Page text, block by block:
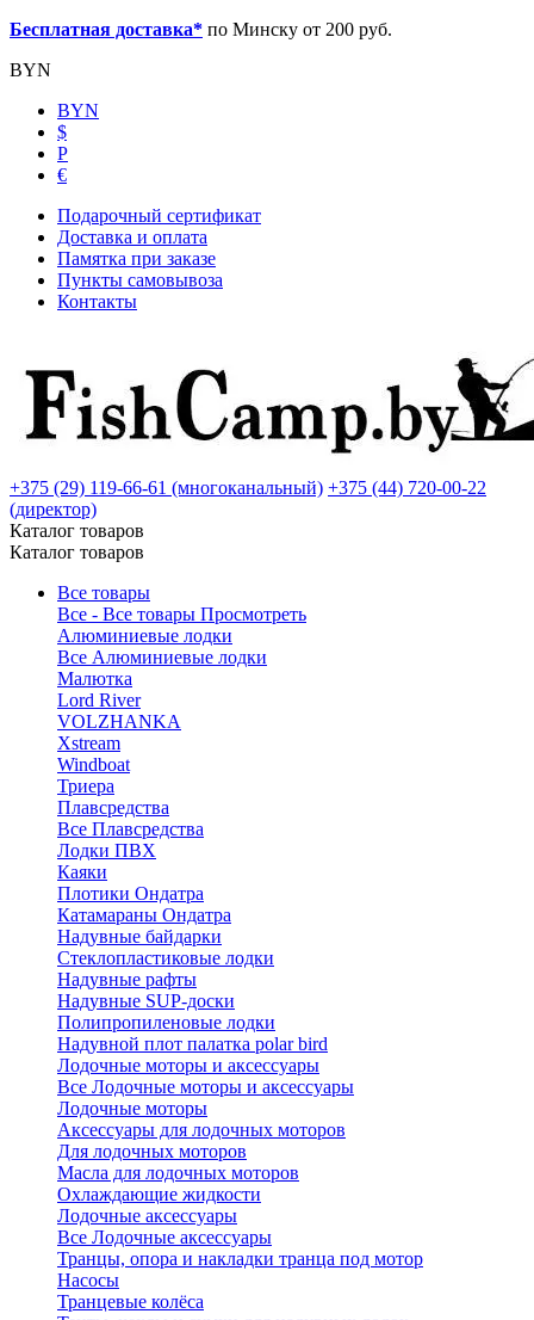
Бесплатная доставка* по Минску от 200 руб.
BYN
BYN
$
Р
€
Подарочный сертификат
Доставка и оплата
Памятка при заказе
Пункты самовывоза
Контакты
+375 (29) 119-66-61 (многоканальный) +375 (44) 720-00-22
(директор)
Каталог товаров
Каталог товаров
Все товары
Все - Все товары Просмотреть
Алюминиевые лодки
Все Алюминиевые лодки
Малютка
Lord River
VOLZHANKA
Xstream
Windboat
Триера
Плавсредства
Все Плавсредства
Лодки ПВХ
Каяки
Плотики Ондатра
Катамараны Ондатра
Надувные байдарки
Стеклопластиковые лодки
Надувные рафты
Надувные SUP-доски
Полипропиленовые лодки
Надувной плот палатка polar bird
Лодочные моторы и аксессуары
Все Лодочные моторы и аксессуары
Лодочные моторы
Аксессуары для лодочных моторов
Для лодочных моторов
Масла для лодочных моторов
Охлаждающие жидкости
Лодочные аксессуары
Все Лодочные аксессуары
Транцы, опора и накладки транца под мотор
Насосы
Транцевые колёса